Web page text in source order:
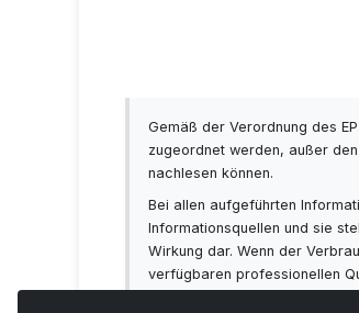
Gemäß der Verordnung des
zugeordnet werden, außer
nachlesen können.
Bei allen aufgeführten
Informationsquellen und sie
Wirkung dar. Wenn der
verfügbaren professionellen